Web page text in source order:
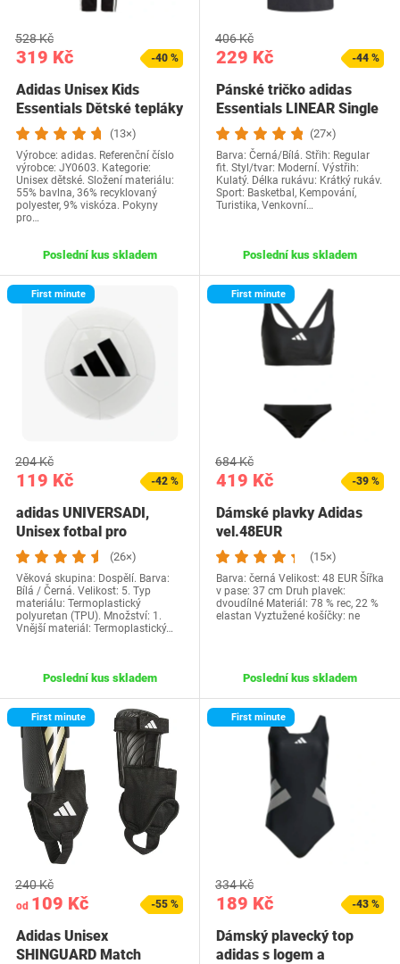
319 Kč
528 Kč
-40 %
Adidas Unisex Kids
Essentials Dětské tepláky
176 Černá /…
(13×)
Výrobce: adidas. Referenční číslo
výrobce: JY0603. Kategorie:
Unisex dětské. Složení materiálu:
55% bavlna, 36% recyklovaný
polyester, 9% viskóza. Pokyny
pro…
Poslední kus skladem
229 Kč
406 Kč
-44 %
Pánské tričko adidas
Essentials LINEAR Single
Jersey Tee XL…(27×)
Barva: Černá/Bílá. Střih: Regular
fit. Styl/tvar: Moderní. Výstřih:
Kulatý. Délka rukávu: Krátký rukáv.
Sport: Basketbal, Kempování,
Turistika, Venkovní…
Poslední kus skladem
First minute
119 Kč
204 Kč
-42 %
adidas UNIVERSADI,
Unisex fotbal pro
dospělé, bílá/černá, 5…
(26×)
Věková skupina: Dospělí. Barva:
Bílá / Černá. Velikost: 5. Typ
materiálu: Termoplastický
polyuretan (TPU). Množství: 1.
Vnější materiál: Termoplastický…
Poslední kus skladem
First minute
419 Kč
684 Kč
-39 %
Dámské plavky Adidas
vel.48EUR
(15×)
Barva: černá Velikost: 48 EUR Šířka
v pase: 37 cm Druh plavek:
dvoudílné Materiál: 78 % rec, 22 %
elastan Vyztužené košíčky: ne
Poslední kus skladem
First minute
od 109 Kč
240 Kč
-55 %
Adidas Unisex
SHINGUARD Match
First minute
189 Kč
334 Kč
-43 %
Dámský plavecký top
adidas s logem a